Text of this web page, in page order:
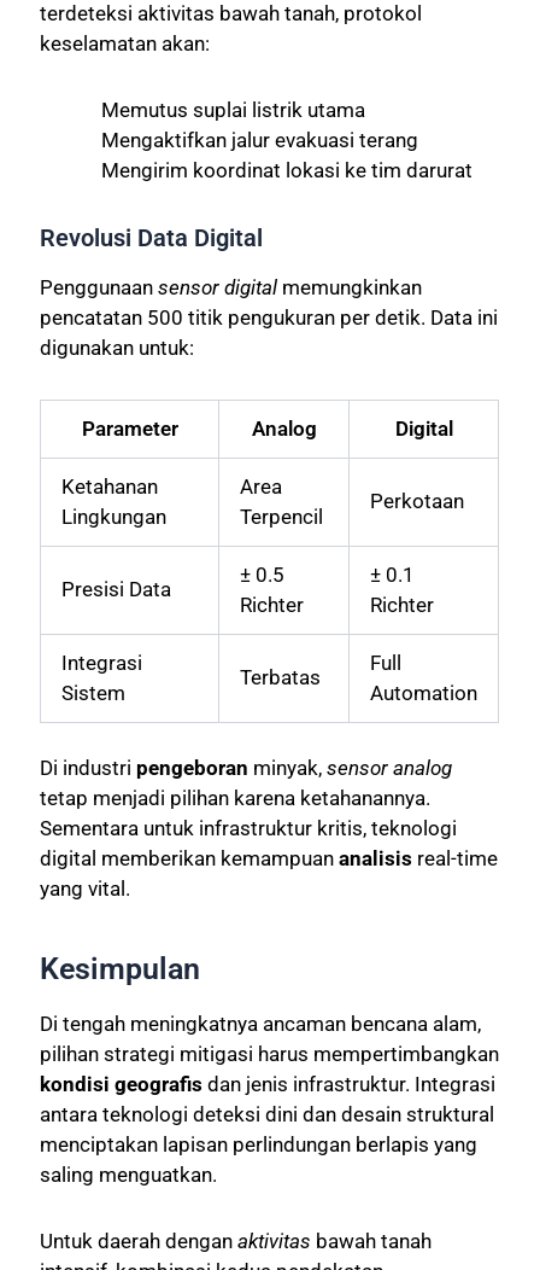
terdeteksi aktivitas bawah tanah, protokol
keselamatan akan:
Memutus suplai listrik utama
Mengaktifkan jalur evakuasi terang
Mengirim koordinat lokasi ke tim darurat
Revolusi Data Digital
Penggunaansensor digital memungkinkan
pencatatan 500 titik pengukuran per detik. Data ini
digunakan untuk:
Parameter Analog Digital
Ketahanan
Lingkungan
Area
Terpencil
Perkotaan
Presisi Data
± 0.5
Richter
± 0.1
Richter
Integrasi
Sistem
Terbatas
Full
Automation
Di industri pengeboran minyak,sensor analog
tetap menjadi pilihan karena ketahanannya.
Sementara untuk infrastruktur kritis, teknologi
digital memberikan kemampuananalisis real-time
yang vital.
Kesimpulan
Di tengah meningkatnya ancaman bencana alam,
pilihan strategi mitigasi harus mempertimbangkan
kondisi geografis dan jenis infrastruktur. Integrasi
antara teknologi deteksi dini dan desain struktural
menciptakan lapisan perlindungan berlapis yang
saling menguatkan.
Untuk daerah denganaktivitas bawah tanah